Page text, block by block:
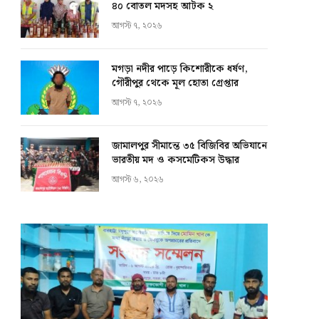
৪০ বোতল মদসহ আটক ২
আগস্ট ৭, ২০২৬
মগড়া নদীর পাড়ে কিশোরীকে ধর্ষণ,
গৌরীপুর থেকে মূল হোতা গ্রেপ্তার
আগস্ট ৭, ২০২৬
জামালপুর সীমান্তে ৩৫ বিজিবির অভিযানে
ভারতীয় মদ ও কসমেটিকস উদ্ধার
আগস্ট ৬, ২০২৬